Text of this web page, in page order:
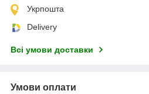
Укрпошта
Delivery
Всі умови доставки
Умови оплати